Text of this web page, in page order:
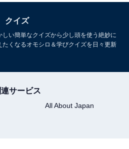
クイズ
い簡単なクイズから少し頭を使う絶妙に
くなるオモシロ＆学びクイズを日々更新
連サービス
All About Japan